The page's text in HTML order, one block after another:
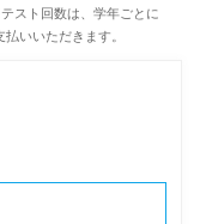
スト回数は、学年ごとに
いいただきます。